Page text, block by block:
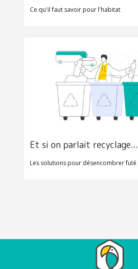
Ce qu'il faut savoir pour l'habitat
Et si on parlait recyclage...
Les solutions pour désencombrer futé